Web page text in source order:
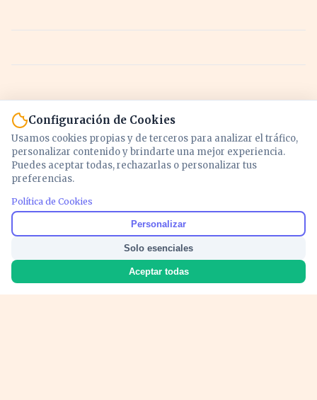
Noticias y análisis de economía, mercados,
inversión y política. Información actualizada
para entender lo que mueve tu dinero y tu
país.
Configuración de Cookies
Usamos cookies propias y de terceros para analizar el tráfico,
personalizar contenido y brindarte una mejor experiencia.
Puedes aceptar todas, rechazarlas o personalizar tus
preferencias.
Política de Cookies
Personalizar
Solo esenciales
Aceptar todas